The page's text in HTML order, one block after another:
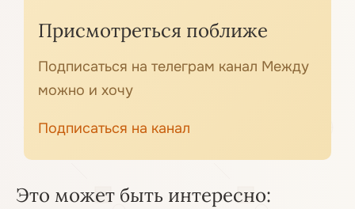
Присмотреться поближе
Подписаться на телеграм канал Между
можно и хочу
Подписаться на канал
Это может быть интересно: